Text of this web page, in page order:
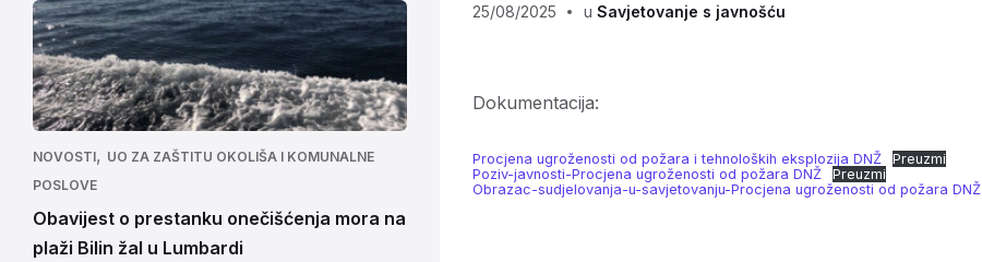
25/08/2025 uSavjetovanje s javnošću
Dokumentacija:
Procjena ugroženosti od požara i tehnoloških eksplozija DNŽ
Preuzmi
Poziv-javnosti-Procjena ugroženosti od požara DNŽ
Preuzmi
Obrazac-sudjelovanja-u-savjetovanju-Procjena ugroženosti od požara DNŽ
NOVOSTI, UO ZA ZAŠTITU OKOLIŠA I KOMUNALNE
POSLOVE
Obavijest o prestanku onečišćenja mora na
plaži Bilin žal u Lumbardi